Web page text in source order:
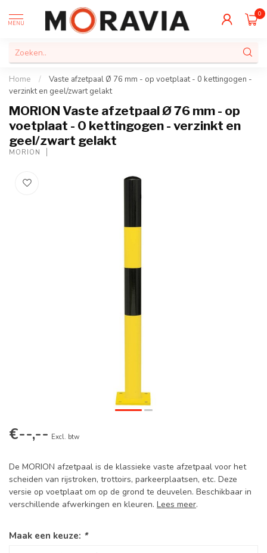
MENU
0
Home /
Vaste afzetpaal Ø 76 mm - op voetplaat - 0 kettingogen -
verzinkt en geel/zwart gelakt
MORION Vaste afzetpaal Ø 76 mm - op
voetplaat - 0 kettingogen - verzinkt en
geel/zwart gelakt
MORION
€--,-- Excl. btw
De MORION afzetpaal is de klassieke vaste afzetpaal voor het
scheiden van rijstroken, trottoirs, parkeerplaatsen, etc. Deze
versie op voetplaat om op de grond te deuvelen. Beschikbaar in
verschillende afwerkingen en kleuren. Lees meer.
Maak een keuze: *